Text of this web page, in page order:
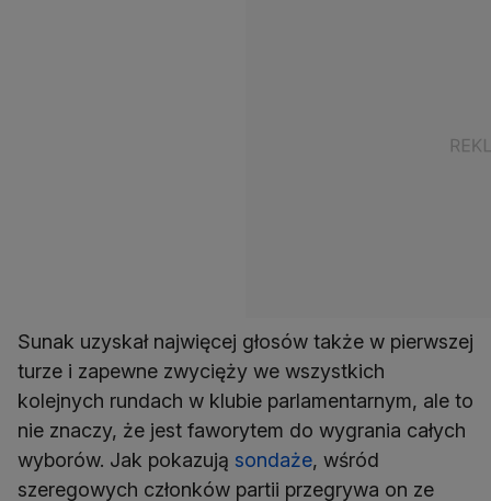
Sunak uzyskał najwięcej głosów także w pierwszej
turze i zapewne zwycięży we wszystkich
kolejnych rundach w klubie parlamentarnym, ale to
nie znaczy, że jest faworytem do wygrania całych
wyborów. Jak pokazują sondaże, wśród
szeregowych członków partii przegrywa on ze